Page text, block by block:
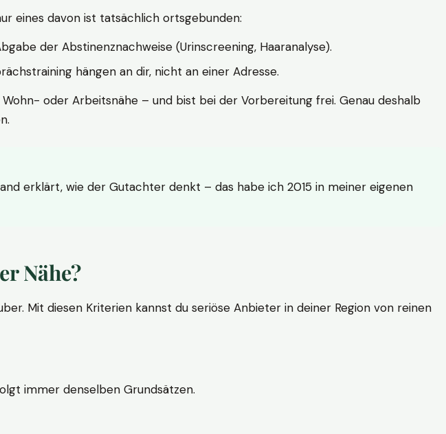
eines davon ist tatsächlich ortsgebunden:
der Abstinenznachweise (Urinscreening, Haaranalyse).
hängen an dir, nicht an einer Adresse.
oder Arbeitsnähe – und bist bei der Vorbereitung frei. Genau deshalb
erklärt, wie der Gutachter denkt – das habe ich 2015 in meiner eigenen
Nähe?
Mit diesen Kriterien kannst du seriöse Anbieter in deiner Region von reinen
immer denselben Grundsätzen.